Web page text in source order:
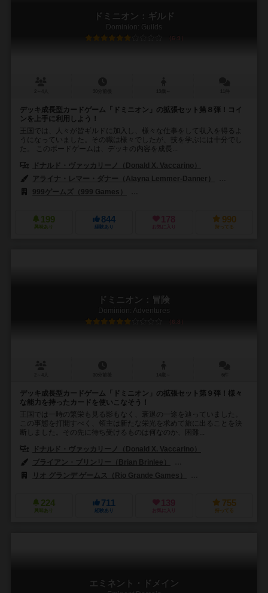
ドミニオン：ギルド
Dominion: Guilds
6.9
デッキ成長型カードゲーム「ドミニオン」の拡張セット第８弾！コイ
ンを上手に利用しよう！
王国では、人々が皆ギルドに加入し、様々な仕事をして収入を得るよ
うになっていました。その職は様々でしたが、技を学ぶには十分でし
た。 このボードゲームは、デッキの内容を成長...
ドナルド・ヴァッカリーノ（Donald X. Vaccarino）
アライナ・レマー・ダナー（Alayna Lemmer-Danner）
999ゲームズ（999 Games）
199
興味あり
844
経験あり
178
お気に入り
990
持ってる
ドミニオン：冒険
Dominion: Adventures
6.8
デッキ成長型カードゲーム「ドミニオン」の拡張セット第９弾！様々
な能力を持ったカードを使いこなそう！
王国では一時の繁栄も見る影もなく、衰退の一途を辿っていました。
この事態を打開すべく、領主は新たな栄光を求めて旅に出ることを決
断しました。その先に待ち受けるものは何なのか、困難...
ドナルド・ヴァッカリーノ（Donald X. Vaccarino）
ブライアン・ブリンリー（Brian Brinlee）
リオ グランデ ゲームス（Rio Grande Games）
224
興味あり
711
経験あり
139
お気に入り
755
持ってる
エミネント・ドメイン